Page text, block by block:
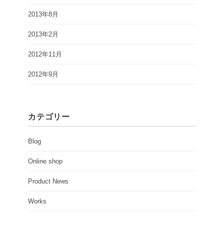
2013年8月
2013年2月
2012年11月
2012年9月
カテゴリー
Blog
Online shop
Product News
Works